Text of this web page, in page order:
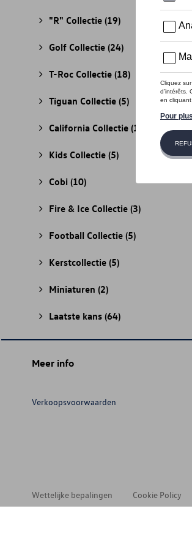
"R" Collectie (19)
Golf Collectie (24)
T-Roc Collectie (18)
Tiguan Collectie (5)
California Collectie (18)
Kids Collectie (5)
Cobi (10)
Fire & Ice Collectie (3)
Football Collectie (5)
Kerstcollectie (5)
Miniaturen (2)
Laatste kans (64)
Meer info
Verkoopsvoorwaarden
Wettelijke bepalingen Cookie Policy